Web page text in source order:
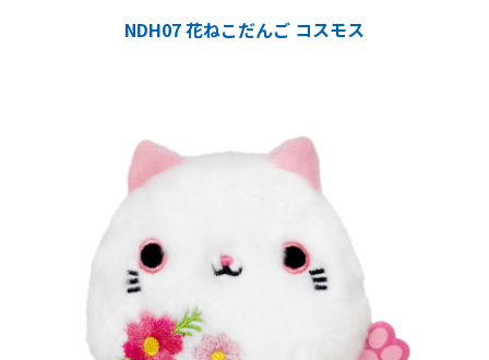
NDH07 花ねこだんご コスモス